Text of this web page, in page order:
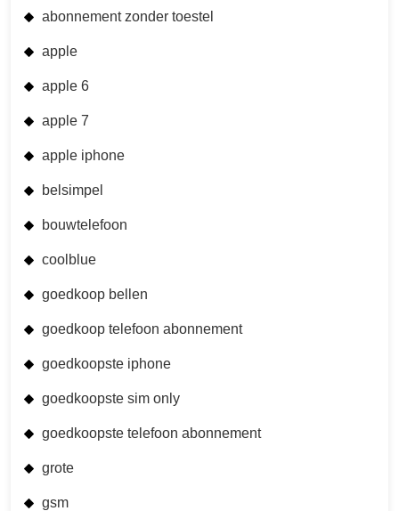
abonnement zonder toestel
apple
apple 6
apple 7
apple iphone
belsimpel
bouwtelefoon
coolblue
goedkoop bellen
goedkoop telefoon abonnement
goedkoopste iphone
goedkoopste sim only
goedkoopste telefoon abonnement
grote
gsm